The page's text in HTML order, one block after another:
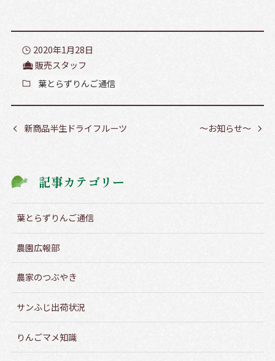
2020年1月28日
販売スタッフ
葉とらずりんご通信
新商品半生ドライフルーツ ～お知らせ～
記事カテゴリー
葉とらずりんご通信
農園広報部
農家のつぶやき
サンふじ出荷状況
りんごマメ知識